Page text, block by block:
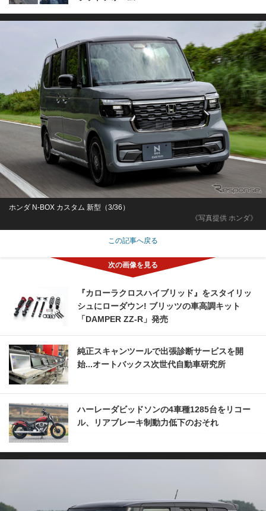
《写真提供 ホンダ》
ホンダ N-BOX カスタム 新型（3/36）
この記事へ戻る
『カローラクロスハイブリッド』をスタイリッ
シュにローダウン! ブリッツの車高調キット
「DAMPER ZZ-R」発売
純正スキャンツールで出張診断サービスを開
始...オートバックス次世代自動車研究所
ハーレーダビッドソンの4車種1285台をリコー
ル、リアブレーキ制動力低下のおそれ